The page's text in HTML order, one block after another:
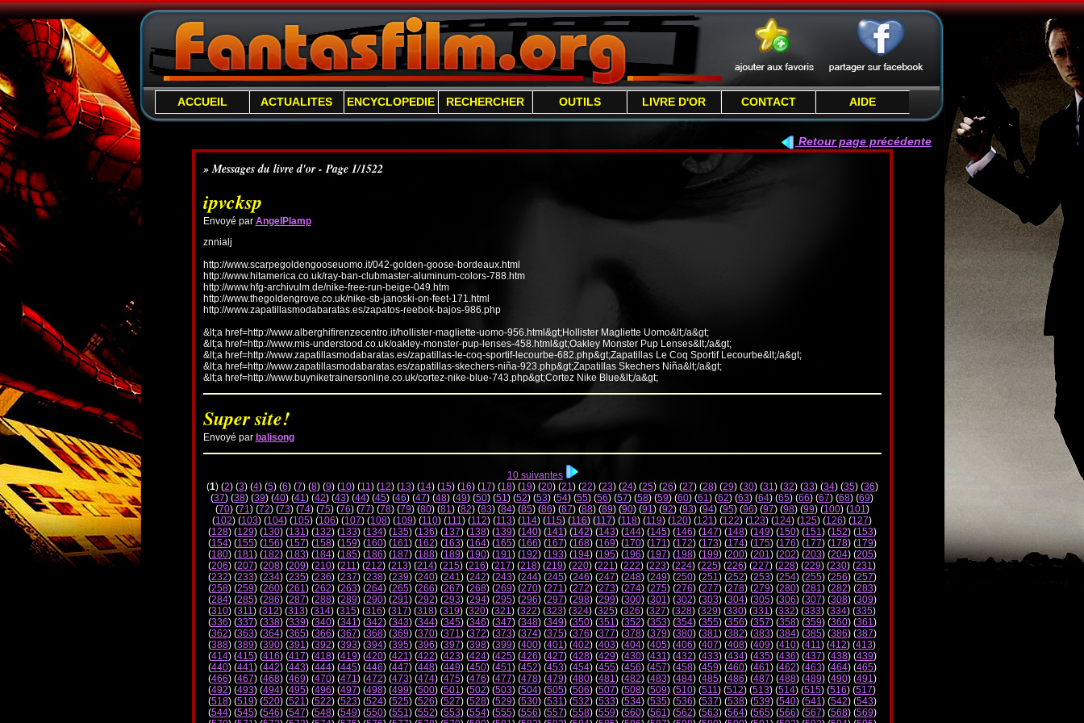
ACCUEIL ACTUALITES ENCYCLOPEDIE RECHERCHER OUTILS LIVRE D'OR CONTACT AIDE
Retour page précédente
» Messages du livre d'or - Page 1/1522
ipvcksp
Envoyé par AngelPlamp
znnialj
http://www.scarpegoldengooseuomo.it/042-golden-goose-bordeaux.html
http://www.hitamerica.co.uk/ray-ban-clubmaster-aluminum-colors-788.htm
http://www.hfg-archivulm.de/nike-free-run-beige-049.htm
http://www.thegoldengrove.co.uk/nike-sb-janoski-on-feet-171.html
http://www.zapatillasmodabaratas.es/zapatos-reebok-bajos-986.php
&lt;a href=http://www.alberghifirenzecentro.it/hollister-magliette-uomo-956.html&gt;Hollister Magliette Uomo&lt;/a&gt;
&lt;a href=http://www.mis-understood.co.uk/oakley-monster-pup-lenses-458.html&gt;Oakley Monster Pup Lenses&lt;/a&gt;
&lt;a href=http://www.zapatillasmodabaratas.es/zapatillas-le-coq-sportif-lecourbe-682.php&gt;Zapatillas Le Coq Sportif Lecourbe&lt;/a&gt;
&lt;a href=http://www.zapatillasmodabaratas.es/zapatillas-skechers-niña-923.php&gt;Zapatillas Skechers Niña&lt;/a&gt;
&lt;a href=http://www.buyniketrainersonline.co.uk/cortez-nike-blue-743.php&gt;Cortez Nike Blue&lt;/a&gt;
Super site!
Envoyé par balisong
10 suivantes
(1) (2) (3) (4) (5) (6) (7) (8) (9) (10) (11) (12) (13) (14) (15) (16) (17) (18) (19) (20) (21) (22) (23) (24) (25) (26) (27) (28) (29) (30) (31) (32) (33) (34) (35) (36)
(37) (38) (39) (40) (41) (42) (43) (44) (45) (46) (47) (48) (49) (50) (51) (52) (53) (54) (55) (56) (57) (58) (59) (60) (61) (62) (63) (64) (65) (66) (67) (68) (69)
(70) (71) (72) (73) (74) (75) (76) (77) (78) (79) (80) (81) (82) (83) (84) (85) (86) (87) (88) (89) (90) (91) (92) (93) (94) (95) (96) (97) (98) (99) (100) (101)
(102) (103) (104) (105) (106) (107) (108) (109) (110) (111) (112) (113) (114) (115) (116) (117) (118) (119) (120) (121) (122) (123) (124) (125) (126) (127)
(128) (129) (130) (131) (132) (133) (134) (135) (136) (137) (138) (139) (140) (141) (142) (143) (144) (145) (146) (147) (148) (149) (150) (151) (152) (153)
(154) (155) (156) (157) (158) (159) (160) (161) (162) (163) (164) (165) (166) (167) (168) (169) (170) (171) (172) (173) (174) (175) (176) (177) (178) (179)
(180) (181) (182) (183) (184) (185) (186) (187) (188) (189) (190) (191) (192) (193) (194) (195) (196) (197) (198) (199) (200) (201) (202) (203) (204) (205)
(206) (207) (208) (209) (210) (211) (212) (213) (214) (215) (216) (217) (218) (219) (220) (221) (222) (223) (224) (225) (226) (227) (228) (229) (230) (231)
(232) (233) (234) (235) (236) (237) (238) (239) (240) (241) (242) (243) (244) (245) (246) (247) (248) (249) (250) (251) (252) (253) (254) (255) (256) (257)
(258) (259) (260) (261) (262) (263) (264) (265) (266) (267) (268) (269) (270) (271) (272) (273) (274) (275) (276) (277) (278) (279) (280) (281) (282) (283)
(284) (285) (286) (287) (288) (289) (290) (291) (292) (293) (294) (295) (296) (297) (298) (299) (300) (301) (302) (303) (304) (305) (306) (307) (308) (309)
(310) (311) (312) (313) (314) (315) (316) (317) (318) (319) (320) (321) (322) (323) (324) (325) (326) (327) (328) (329) (330) (331) (332) (333) (334) (335)
(336) (337) (338) (339) (340) (341) (342) (343) (344) (345) (346) (347) (348) (349) (350) (351) (352) (353) (354) (355) (356) (357) (358) (359) (360) (361)
(362) (363) (364) (365) (366) (367) (368) (369) (370) (371) (372) (373) (374) (375) (376) (377) (378) (379) (380) (381) (382) (383) (384) (385) (386) (387)
(388) (389) (390) (391) (392) (393) (394) (395) (396) (397) (398) (399) (400) (401) (402) (403) (404) (405) (406) (407) (408) (409) (410) (411) (412) (413)
(414) (415) (416) (417) (418) (419) (420) (421) (422) (423) (424) (425) (426) (427) (428) (429) (430) (431) (432) (433) (434) (435) (436) (437) (438) (439)
(440) (441) (442) (443) (444) (445) (446) (447) (448) (449) (450) (451) (452) (453) (454) (455) (456) (457) (458) (459) (460) (461) (462) (463) (464) (465)
(466) (467) (468) (469) (470) (471) (472) (473) (474) (475) (476) (477) (478) (479) (480) (481) (482) (483) (484) (485) (486) (487) (488) (489) (490) (491)
(492) (493) (494) (495) (496) (497) (498) (499) (500) (501) (502) (503) (504) (505) (506) (507) (508) (509) (510) (511) (512) (513) (514) (515) (516) (517)
(518) (519) (520) (521) (522) (523) (524) (525) (526) (527) (528) (529) (530) (531) (532) (533) (534) (535) (536) (537) (538) (539) (540) (541) (542) (543)
(544) (545) (546) (547) (548) (549) (550) (551) (552) (553) (554) (555) (556) (557) (558) (559) (560) (561) (562) (563) (564) (565) (566) (567) (568) (569)